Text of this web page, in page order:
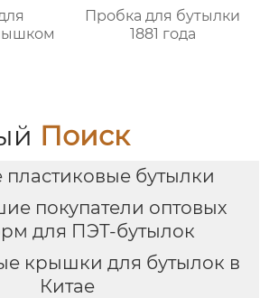
Пробка для бутылки
1881 года
Поиск
бутылки
покупатели оптовых
для ПЭТ-бутылок
крышки для бутылок в
Китае